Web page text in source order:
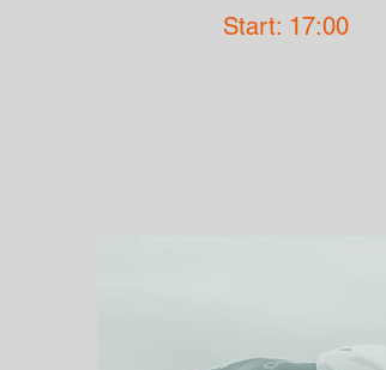
Start: 17:00